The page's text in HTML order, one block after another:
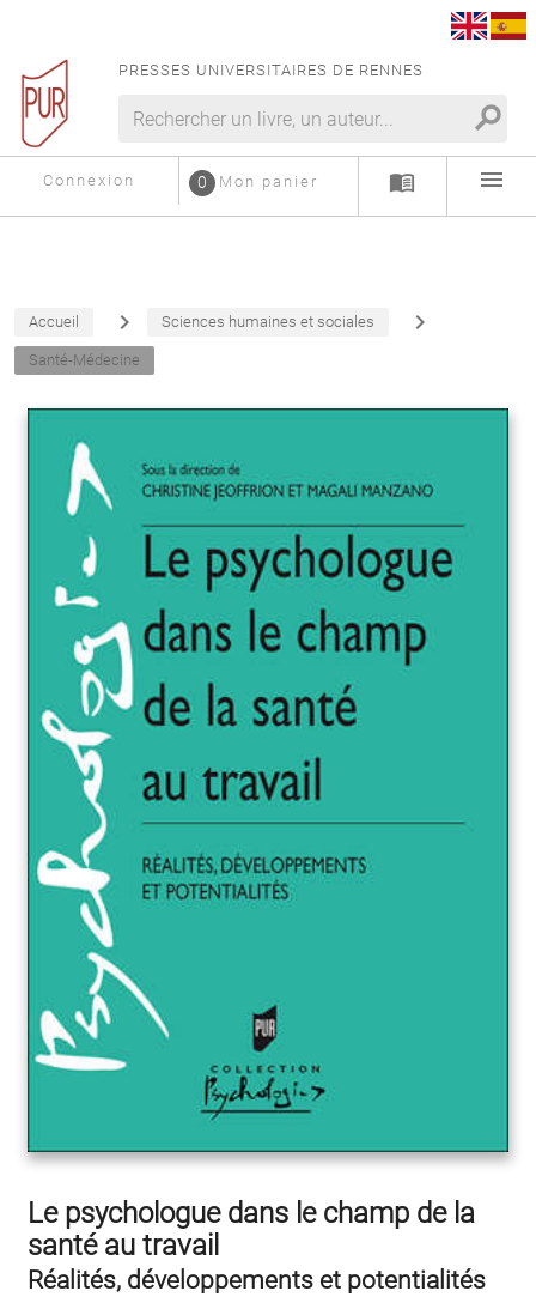
PRESSES UNIVERSITAIRES DE RENNES
search
Connexion Mon panier
0 menu_book menu
Accueil navigate_next Sciences humaines et sociales navigate_next
Santé-Médecine
Le psychologue dans le champ de la
santé au travail
Réalités, développements et potentialités